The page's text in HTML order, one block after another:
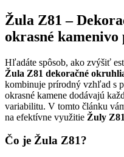
Žula Z81 –
okrasné kamenivo
Hľadáte spôsob, ako zvýšiť
Žula Z81 dekoračné
kombinuje prírodný vzhľad s
okrasné kamene dodávajú
variabilitu. V tomto článku
na efektívne využitie Žuly Z81
Čo je Žula Z81?